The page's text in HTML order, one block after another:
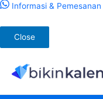
Informasi & Pemesanan
Close
konten